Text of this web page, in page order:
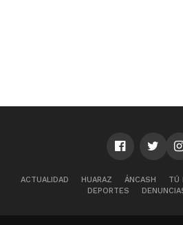
ACTUALIDAD HUARAZ ÁNCASH TÚ
DEPORTES